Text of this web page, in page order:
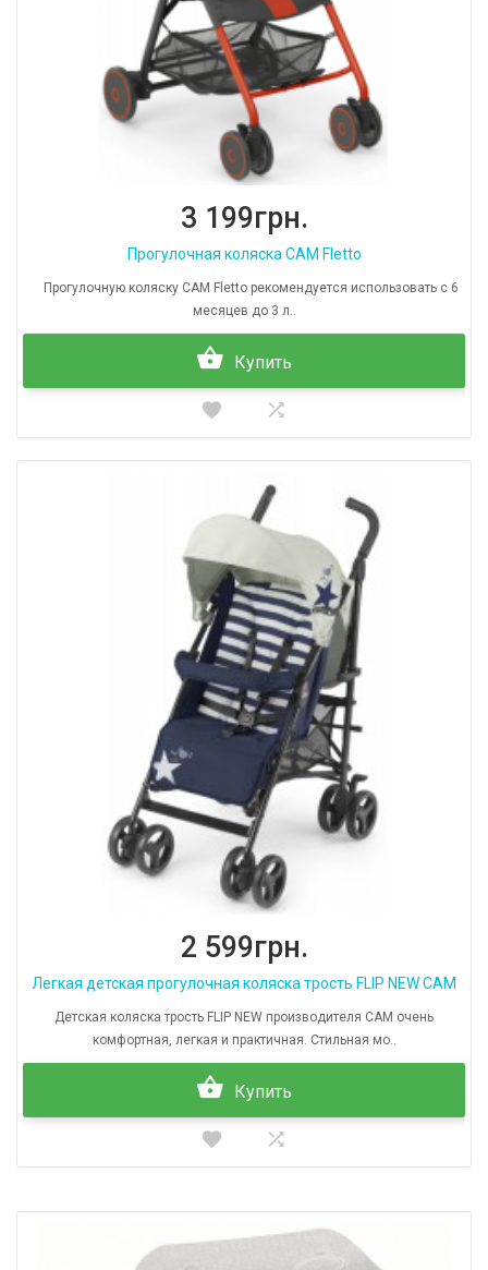
3 199грн.
Прогулочная коляска CAM Fletto
Прогулочную коляску CAM Fletto рекомендуется использовать с 6
месяцев до 3 л..
Купить
2 599грн.
Легкая детская прогулочная коляска трость FLIP NEW CAM
Детская коляска трость FLIP NEW производителя CAM очень
комфортная, легкая и практичная. Стильная мо..
Купить